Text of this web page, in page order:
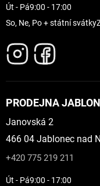
Út - Pá9:00 - 17:00
So, Ne, Po + státní svátky
PRODEJNA
Janovská 2
466 04 Jablonec nad
+420 775 219 211
Út - Pá9:00 - 17:00